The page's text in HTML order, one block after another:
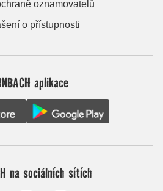
oznamovatelů
o přístupnosti
aplikace
na sociálních sítích